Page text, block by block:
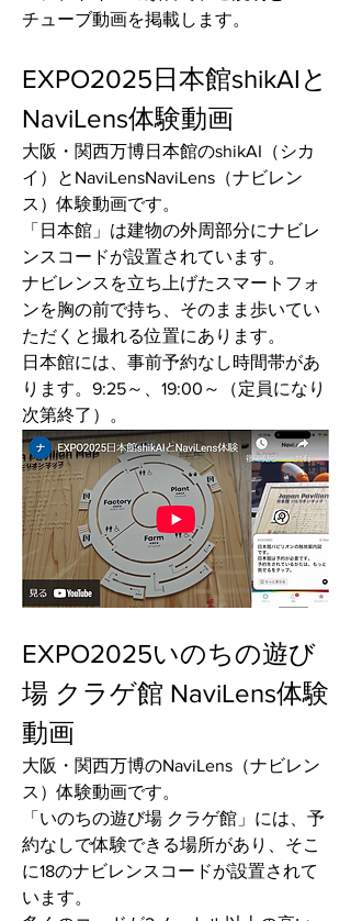
チューブ動画を掲載します。
EXPO2025日本館shikAIと
NaviLens体験動画
大阪・関西万博日本館のshikAI（シカ
イ）とNaviLensNaviLens（ナビレン
ス）体験動画です。
「日本館」は建物の外周部分にナビレ
ンスコードが設置されています。
ナビレンスを立ち上げたスマートフォ
ンを胸の前で持ち、そのまま歩いてい
ただくと撮れる位置にあります。
日本館には、事前予約なし時間帯があ
ります。9:25～、19:00～（定員になり
次第終了）。
EXPO2025いのちの遊び
場 クラゲ館 NaviLens体験
動画
大阪・関西万博のNaviLens（ナビレン
ス）体験動画です。
「いのちの遊び場 クラゲ館」には、予
約なしで体験できる場所があり、そこ
に18のナビレンスコードが設置されて
います。